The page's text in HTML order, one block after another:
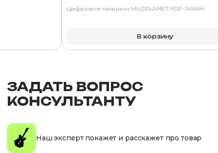
Цифровое пианино MUZPLANET YDP-145WH
В корзину
ЗАДАТЬ ВОПРОС
КОНСУЛЬТАНТУ
Наш эксперт покажет и расскажет про товар